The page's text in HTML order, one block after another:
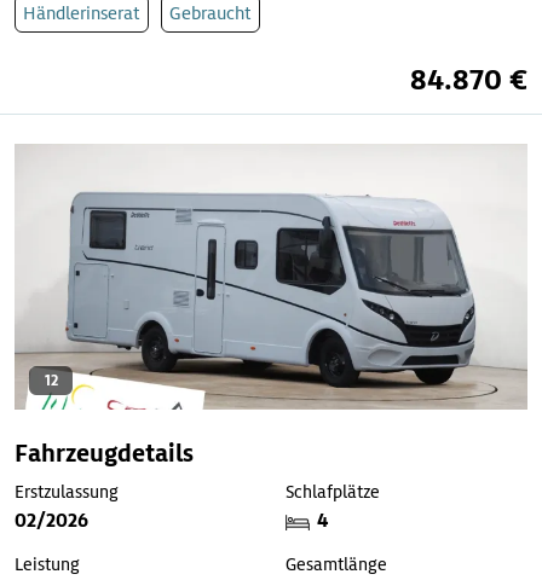
Händlerinserat Gebraucht
84.870 €
12
Fahrzeugdetails
Erstzulassung
02/2026
Schlafplätze
4
Leistung Gesamtlänge